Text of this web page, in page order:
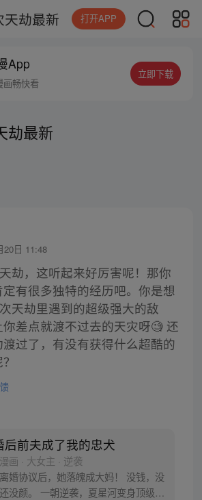
天劫最新 打开APP
App
画畅快看
立即下载
劫最新
20日 11:48
劫，这听起来好厉害呢！那你
有很多独特的经历吧。你是想
天劫里遇到的超级强大的敌
差点就渡不过去的天灾呀🧐 还
过了，有没有获得什么超酷的
后前夫成了我的忠犬
画 · 大女主 · 逆袭
婚协议后，她落魄成大妈！ 没钱，没
没颜。 一朝逆袭，夏星河变身顶级黑